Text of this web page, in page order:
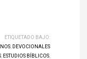
ETIQUETADO BAJO:
DEVOCIONALES
ESTUDIOS BÍBLICOS